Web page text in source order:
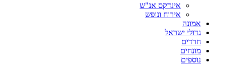
אינדקס אנ"ש
אירוח ונופש
אמונה
גדולי ישראל
חרדים
מונחים
נוספים